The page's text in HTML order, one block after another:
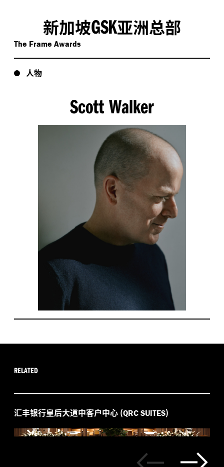
新加坡GSK亚洲总部
The Frame Awards
人物
Scott Walker
RELATED
汇丰银行皇后大道中客户中心 (QRC SUITES)